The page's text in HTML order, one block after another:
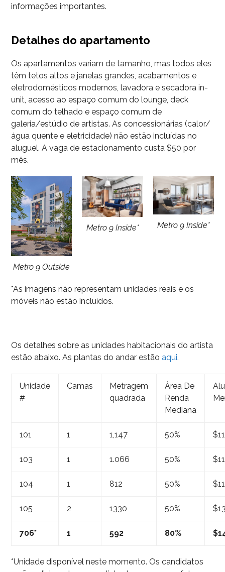
informações importantes.
Detalhes do apartamento
Os apartamentos variam de tamanho, mas todos eles
têm tetos altos e janelas grandes, acabamentos e
eletrodomésticos modernos, lavadora e secadora in-
unit, acesso ao espaço comum do lounge, deck
comum do telhado e espaço comum de
galeria/estúdio de artistas. As concessionárias (calor/
água quente e eletricidade) não estão incluídas no
aluguel. A vaga de estacionamento custa $50 por
mês.
Metro 9 Outside
Metro 9 Inside* Metro 9 Inside*
*As imagens não representam unidades reais e os
móveis não estão incluídos.
Os detalhes sobre as unidades habitacionais do artista
estão abaixo. As plantas do andar estão aqui.
Unidade
#
Camas
Metragem
quadrada
Área De
Renda
Mediana
101 1 1,147 50%
103 1 1.066 50%
104 1 812 50%
105 2 1330 50%
706* 1 592 80%
*Unidade disponível neste momento. Os candidatos